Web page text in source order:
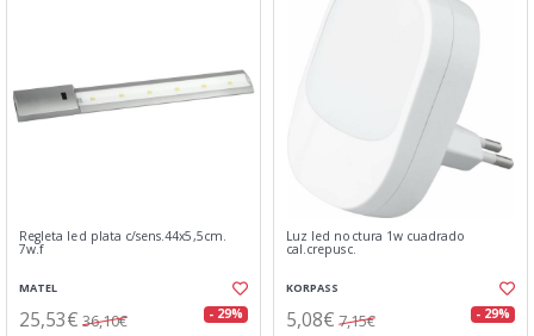
Regleta led plata c/sens.44x5,5cm.
7w.f
MATEL
25,53€ 36,10€ - 29%
Luz led noctura 1w cuadrado
cal.crepusc.
KORPASS
5,08€ 7,15€ - 29%